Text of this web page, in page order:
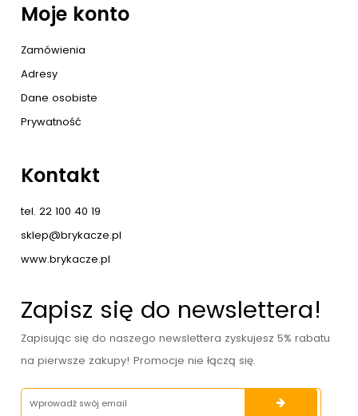
Moje konto
Zamówienia
Adresy
Dane osobiste
Prywatność
Kontakt
tel. 22 100 40 19
sklep@brykacze.pl
www.brykacze.pl
Zapisz się do newslettera!
Zapisując się do naszego newslettera zyskujesz 5% rabatu
na pierwsze zakupy! Promocje nie łączą się.